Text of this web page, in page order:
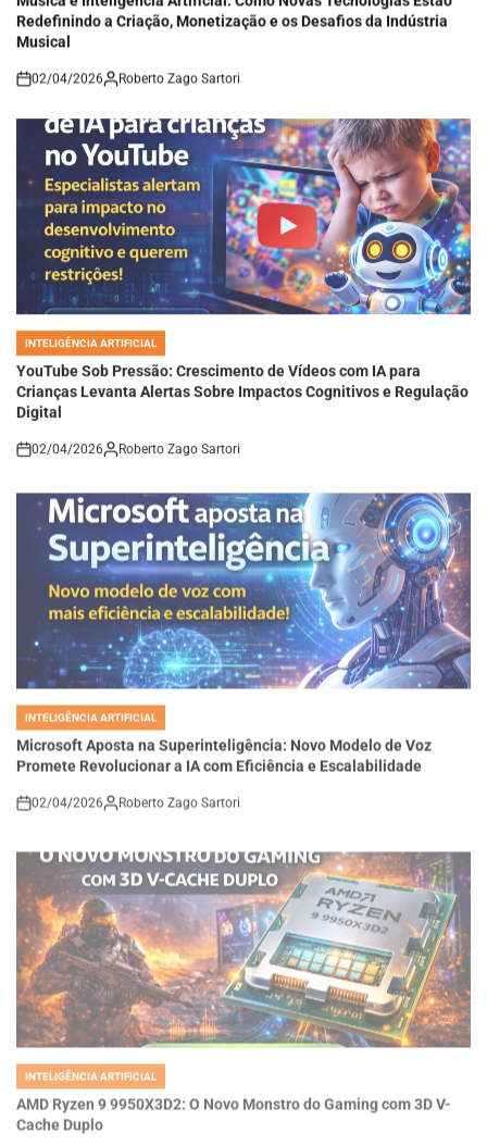
Redefinindo a Criação, Monetização e os Desafios da Indústria
Musical
on
POSTED
IN
YouTube Sob Pressão: Crescimento de Vídeos com IA para
Crianças Levanta Alertas Sobre Impactos Cognitivos e Regulação
Digital
POSTED
IN
INTELIGÊNCIA ARTIFICIAL
Microsoft Aposta na Superinteligência: Novo Modelo de Voz
Promete Revolucionar a IA com Eficiência e Escalabilidade
02/04/2026 Roberto Zago Sartori
POSTED
IN
INTELIGÊNCIA ARTIFICIAL
Cache Duplo
on
26/03/2026 Roberto Zago Sartori